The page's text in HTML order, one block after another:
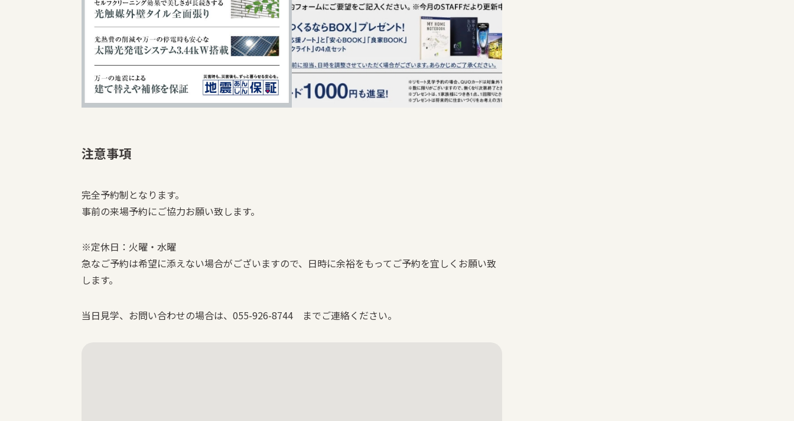
注意事項
完全予約制となります。
事前の来場予約にご協力お願い致します。
※定休日：火曜・水曜
急なご予約は希望に添えない場合がございますので、日時に余裕をもってご予約を宜しくお願い致
します。
当日見学、お問い合わせの場合は、055-926-8744 までご連絡ください。